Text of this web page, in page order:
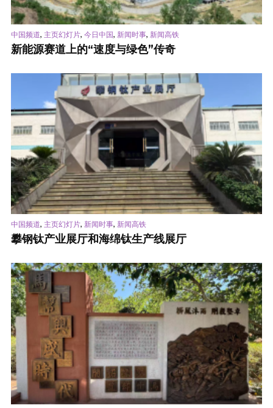
中国频道, 主页幻灯片, 今日中国, 新闻时事, 新闻高铁
新能源赛道上的“速度与绿色”传奇
中国频道, 主页幻灯片, 新闻时事, 新闻高铁
攀钢钛产业展厅和海绵钛生产线展厅